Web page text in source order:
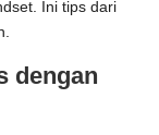
Ini tips dari
dengan